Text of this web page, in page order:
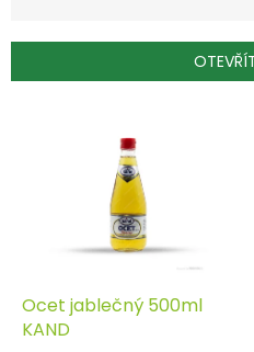
í
dOcet jablečný 500ml
KAND